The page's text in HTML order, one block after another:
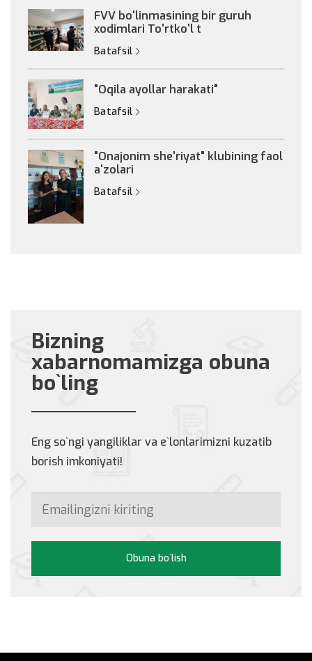
FVV bo'linmasining bir guruh
xodimlari To'rtko'l t
Batafsil
"Oqila ayollar harakati"
Batafsil
"Onajonim she'riyat" klubining faol
a'zolari
Batafsil
Bizning
xabarnomamizga obuna
bo`ling
Eng so`ngi yangiliklar va e`lonlarimizni kuzatib
borish imkoniyati!
Obuna bo`lish